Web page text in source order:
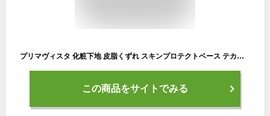
プリマヴィスタ 化粧下地 皮脂くずれ スキンプロテクトベース テカリ ヨレ 防止 肌 ウォータープルーフ 日焼け止め 紫外線 花王 メイク 無香料 ラベンダー SPF50 25ml
この商品をサイトでみる